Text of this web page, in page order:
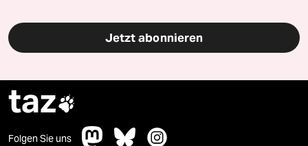
Jetzt abonnieren
taz
Folgen Sie uns